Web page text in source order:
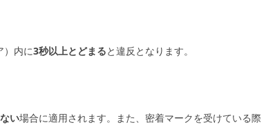
）内に3秒以上とどまると違反となります。
い場合に適用されます。また、密着マークを受けている際